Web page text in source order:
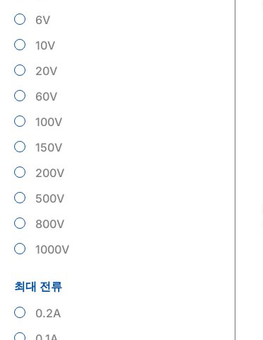
6
10
20
60
100
150
200
500
800
1000
최대 전류
0.2